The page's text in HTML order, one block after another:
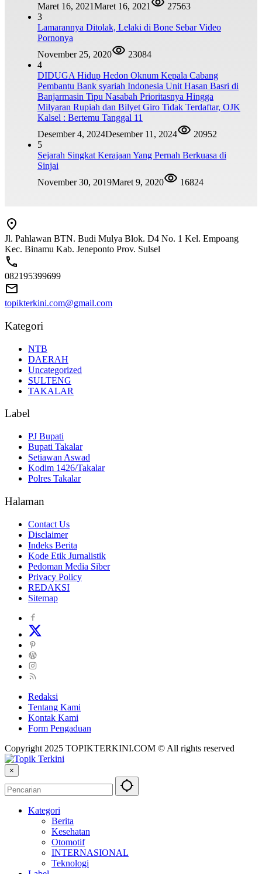
Maret 16, 2021Maret 16, 2021
27563
3
Lamarannya Ditolak, Lelaki di Bone Sebar Video
Pornonya
November 25, 2020
23084
4
DIDUGA Hidup Hedon Oknum Kepala Cabang
Pembantu Bank syariah Indonesia Unit Hasan Basri di
Banjarmasin Tipu Nasabah Prioritasnya Hingga
Milyaran Rupiah dan Bilyet Giro Tidak Terdaftar, OJK
Kalsel : Bertemu Tanggal 11
Desember 4, 2024Desember 11, 2024
20952
5
Sejarah Singkat Kerajaan Yang Pernah Berkuasa di
Sinjai
November 30, 2019Maret 9, 2020 16824
Jl. Pahlawan BTN. Budi Mulya Blok. D4 No. 1 Kel. Empoang
Kec. Binamu Kab. Jeneponto Prov. Sulsel
082195399699
topikterkini.com@gmail.com
Kategori
NTB
DAERAH
Uncategorized
SULTENG
TAKALAR
Label
PJ Bupati
Bupati Takalar
Setiawan Aswad
Kodim 1426/Takalar
Polres Takalar
Halaman
Contact Us
Disclaimer
Indeks Berita
Kode Etik Jurnalistik
Pedoman Media Siber
Privacy Policy
REDAKSI
Sitemap
Redaksi
Tentang Kami
Kontak Kami
Form Pengaduan
Copyright 2025 TOPIKTERKINI.COM © All rights reserved
×
Kategori
Berita
Kesehatan
Otomotif
INTERNASIONAL
Teknologi